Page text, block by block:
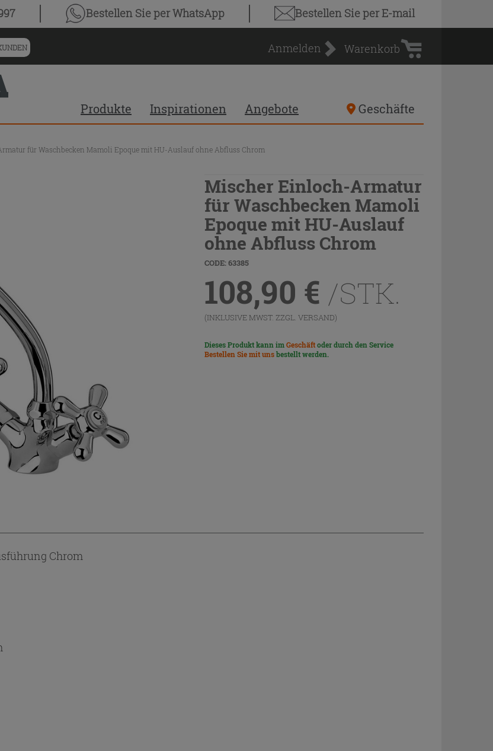
Bestellen Sieper WhatsApp Bestellen Sieper E-mail
Anmelden
Warenkorb
Warenkorb
Produkte Inspirationen Angebote Geschäfte
für Waschbecken Mamoli Epoque mit HU-Auslauf ohne Abfluss Chrom
Mischer Einloch-Armatur
für Waschbecken Mamoli
Epoque mit HU-Auslauf
ohne Abfluss Chrom
CODE: 63385
108,90 € /STK.
(INKLUSIVE MWST. ZZGL. VERSAND)
Dieses Produkt kann imGeschäftoder durch den Service
Bestellen Sie mit unsbestellt werden.
Chrom